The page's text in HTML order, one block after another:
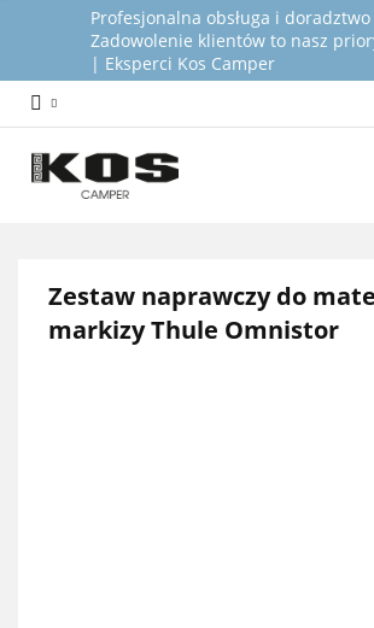
Profesjonalna obsługa i
Zadowolenie klientów to nasz
| Eksperci Kos Camper
Zestaw naprawczy do
markizy Thule Omnistor